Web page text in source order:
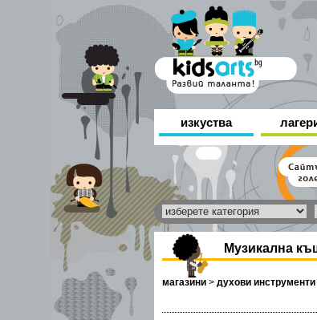
изкуства
Музикална
магазини > духови инструменти